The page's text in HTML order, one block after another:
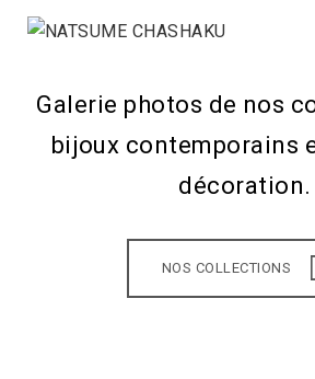
Galerie photos de nos
bijoux contemporains
décoration.
NOS COLLECTIONS